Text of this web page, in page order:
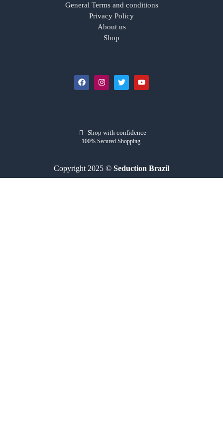
General Terms and conditions
Privacy Policy
About us
Shop
Shop with confidence
100% Secured Shopping
Copyright 2025 © Seduction Brazil